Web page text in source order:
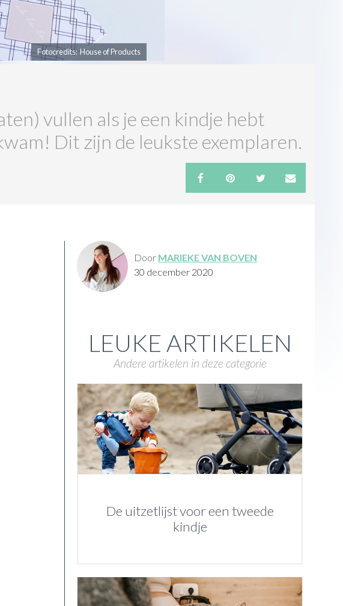
Fotocredits: House of Products
vullen als je een kindje hebt
Dit zijn de leukste exemplaren.
Door MARIEKE VAN BOVEN
30 december 2020
LEUKE ARTIKELEN
Andere artikelen in deze categorie
De uitzetlijst voor een tweede
kindje